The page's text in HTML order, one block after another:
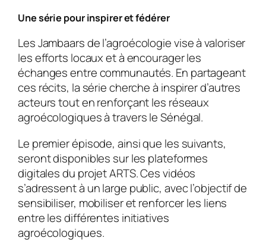
Une série pour inspirer et fédérer
Les Jambaars de l’agroécologievise à valoriser
les efforts locaux et à encourager les
échanges entre communautés. En partageant
ces récits, la série cherche à inspirer d’autres
acteurs tout en renforçant les réseaux
agroécologiques à travers le Sénégal.
Le premier épisode, ainsi que les suivants,
seront disponibles sur les plateformes
digitales du projet ARTS. Ces vidéos
s’adressent à un large public, avec l’objectif de
sensibiliser, mobiliser et renforcer les liens
entre les différentes initiatives
agroécologiques.